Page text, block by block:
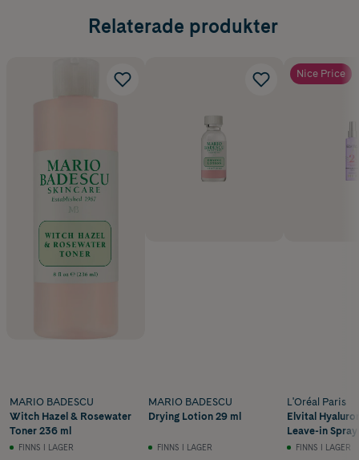
Relaterade produkter
MARIO BADESCU
Witch Hazel & Rosewater
Toner 236 ml
FINNS I LAGER
MARIO BADESCU
Drying Lotion 29 ml
FINNS I LAGER
Nice Price
L'Oréal Paris
Elvital
Leave-in Spray
FINNS I LAGER